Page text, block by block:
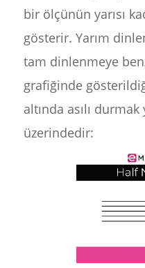
bir ölçünün yarısı
gösterir. Yarım
tam dinlenmeye
grafiğinde
altında asılı
üzerindedir: